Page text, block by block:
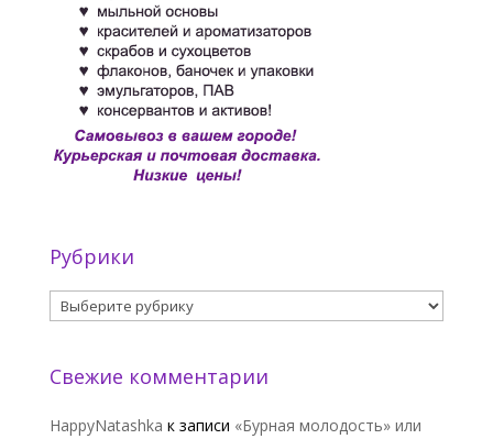
Рубрики
Рубрики
Свежие комментарии
HappyNatashka к записи «Бурная молодость» или